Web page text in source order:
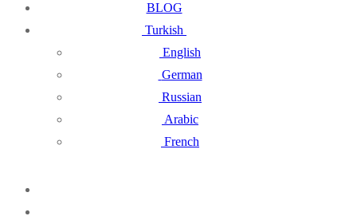
BLOG
Turkish
English
German
Russian
Arabic
French